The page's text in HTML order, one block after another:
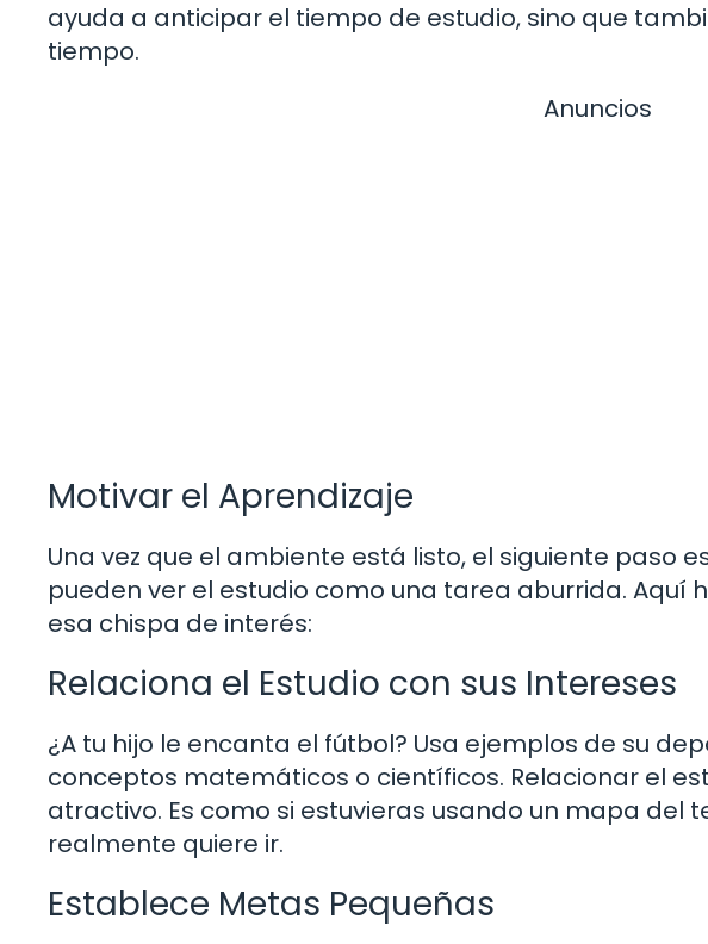
ayuda a anticipar el tiempo de estudio, sino que
tiempo.
Anuncios
Motivar el Aprendizaje
Una vez que el ambiente está listo, el siguiente paso
pueden ver el estudio como una tarea aburrida. Aquí
esa chispa de interés:
Relaciona el Estudio con sus Intereses
¿A tu hijo le encanta el fútbol? Usa ejemplos de su
conceptos matemáticos o científicos. Relacionar el
atractivo. Es como si estuvieras usando un mapa del
realmente quiere ir.
Establece Metas Pequeñas